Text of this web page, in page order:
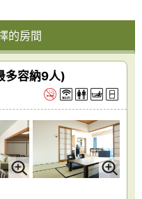
的房間
多容納9人)